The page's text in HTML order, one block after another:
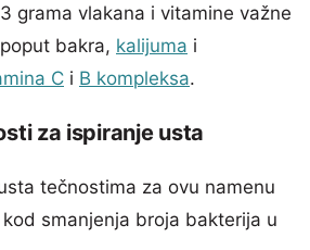
grama vlakana i vitamine važne
bakra, kalijuma i
C i B kompleksa.
za ispiranje usta
tečnostima za ovu namenu
smanjenja broja bakterija u